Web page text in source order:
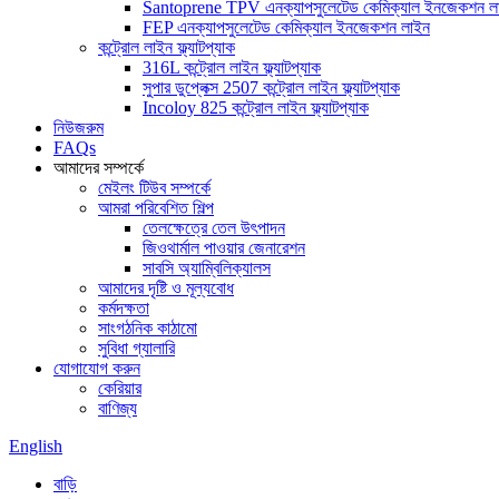
Santoprene TPV এনক্যাপসুলেটেড কেমিক্যাল ইনজেকশন
FEP এনক্যাপসুলেটেড কেমিক্যাল ইনজেকশন লাইন
কন্ট্রোল লাইন ফ্ল্যাটপ্যাক
316L কন্ট্রোল লাইন ফ্ল্যাটপ্যাক
সুপার ডুপ্লেক্স 2507 কন্ট্রোল লাইন ফ্ল্যাটপ্যাক
Incoloy 825 কন্ট্রোল লাইন ফ্ল্যাটপ্যাক
নিউজরুম
FAQs
আমাদের সম্পর্কে
মেইলং টিউব সম্পর্কে
আমরা পরিবেশিত শিল্প
তেলক্ষেত্রে তেল উৎপাদন
জিওথার্মাল পাওয়ার জেনারেশন
সাবসি অ্যাম্বিলিক্যালস
আমাদের দৃষ্টি ও মূল্যবোধ
কর্মদক্ষতা
সাংগঠনিক কাঠামো
সুবিধা গ্যালারি
যোগাযোগ করুন
কেরিয়ার
বাণিজ্য
English
বাড়ি